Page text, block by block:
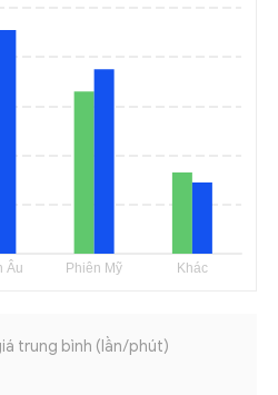
trung bình (lần/phút)